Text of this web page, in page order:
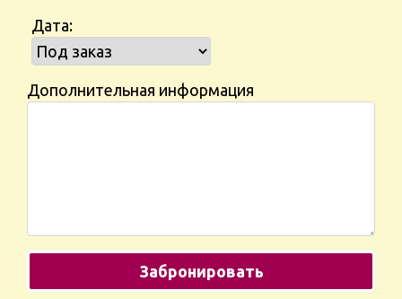
Дата:
Дополнительная информация